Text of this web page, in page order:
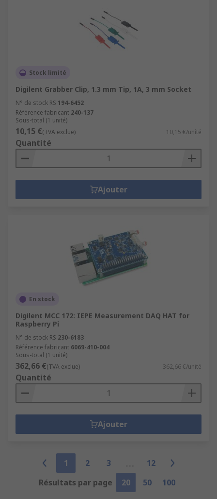
Stock limité
Digilent Grabber Clip, 1.3 mm Tip, 1A, 3 mm Socket
N° de stock RS 194-6452
Référence fabricant 240-137
Sous-total (1 unité)
10,15 €(TVA exclue) 10,15 €/unité
Quantité
Ajouter
En stock
Digilent MCC 172: IEPE Measurement DAQ HAT for
Raspberry Pi
N° de stock RS 230-6183
Référence fabricant 6069-410-004
Sous-total (1 unité)
362,66 €(TVA exclue) 362,66 €/unité
Quantité
Ajouter
1 2 3
12
Résultats par page
20 50 100